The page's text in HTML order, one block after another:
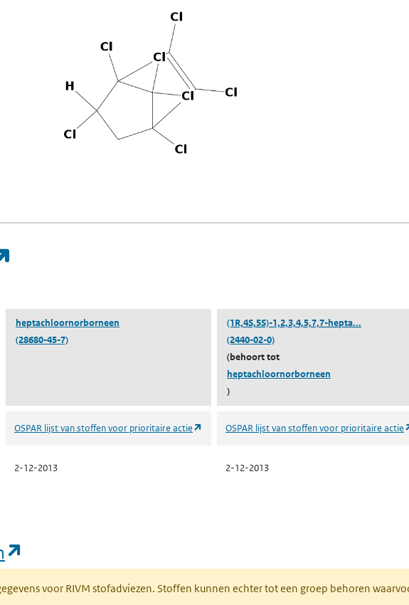
heptachloornorborneen
(28680-45-7)
(1R,4S,5S)-1,2,3,4,5,7,7-hepta...
(2440-02-0)
(behoort tot
heptachloornorborneen
)
OSPAR lijst van stoffen voor prioritaire actie (opent in een nieuw tabblad)
OSPAR lijst van stoffen voor prioritaire actie
2-12-2013 2-12-2013
voor RIVM stofadviezen. Stoffen kunnen echter tot een groep behoren